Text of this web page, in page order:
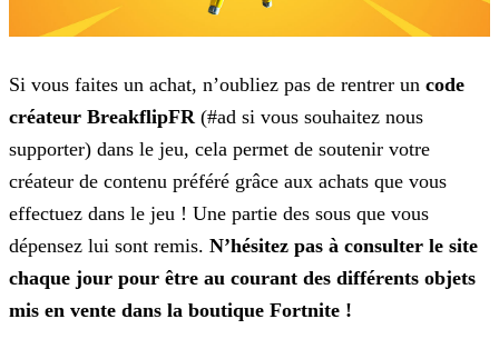
Si vous faites un achat, n’oubliez pas de rentrer un code
créateur BreakflipFR(#ad si vous souhaitez nous
supporter) dans le jeu, cela permet de soutenir votre
créateur de contenu préféré grâce aux achats que vous
effectuez dans le jeu ! Une partie des sous que vous
dépensez lui sont remis. N’hésitez pas à consulter le site
chaque jour pour être au courant des différents objets
mis en vente dans la boutique Fortnite !